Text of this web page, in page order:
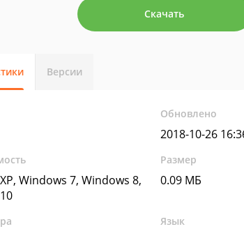
Скачать
Версии
Обновлено
2018-10-26
Windows 7, Windows 8,
Размер
0.09 МБ
Язык